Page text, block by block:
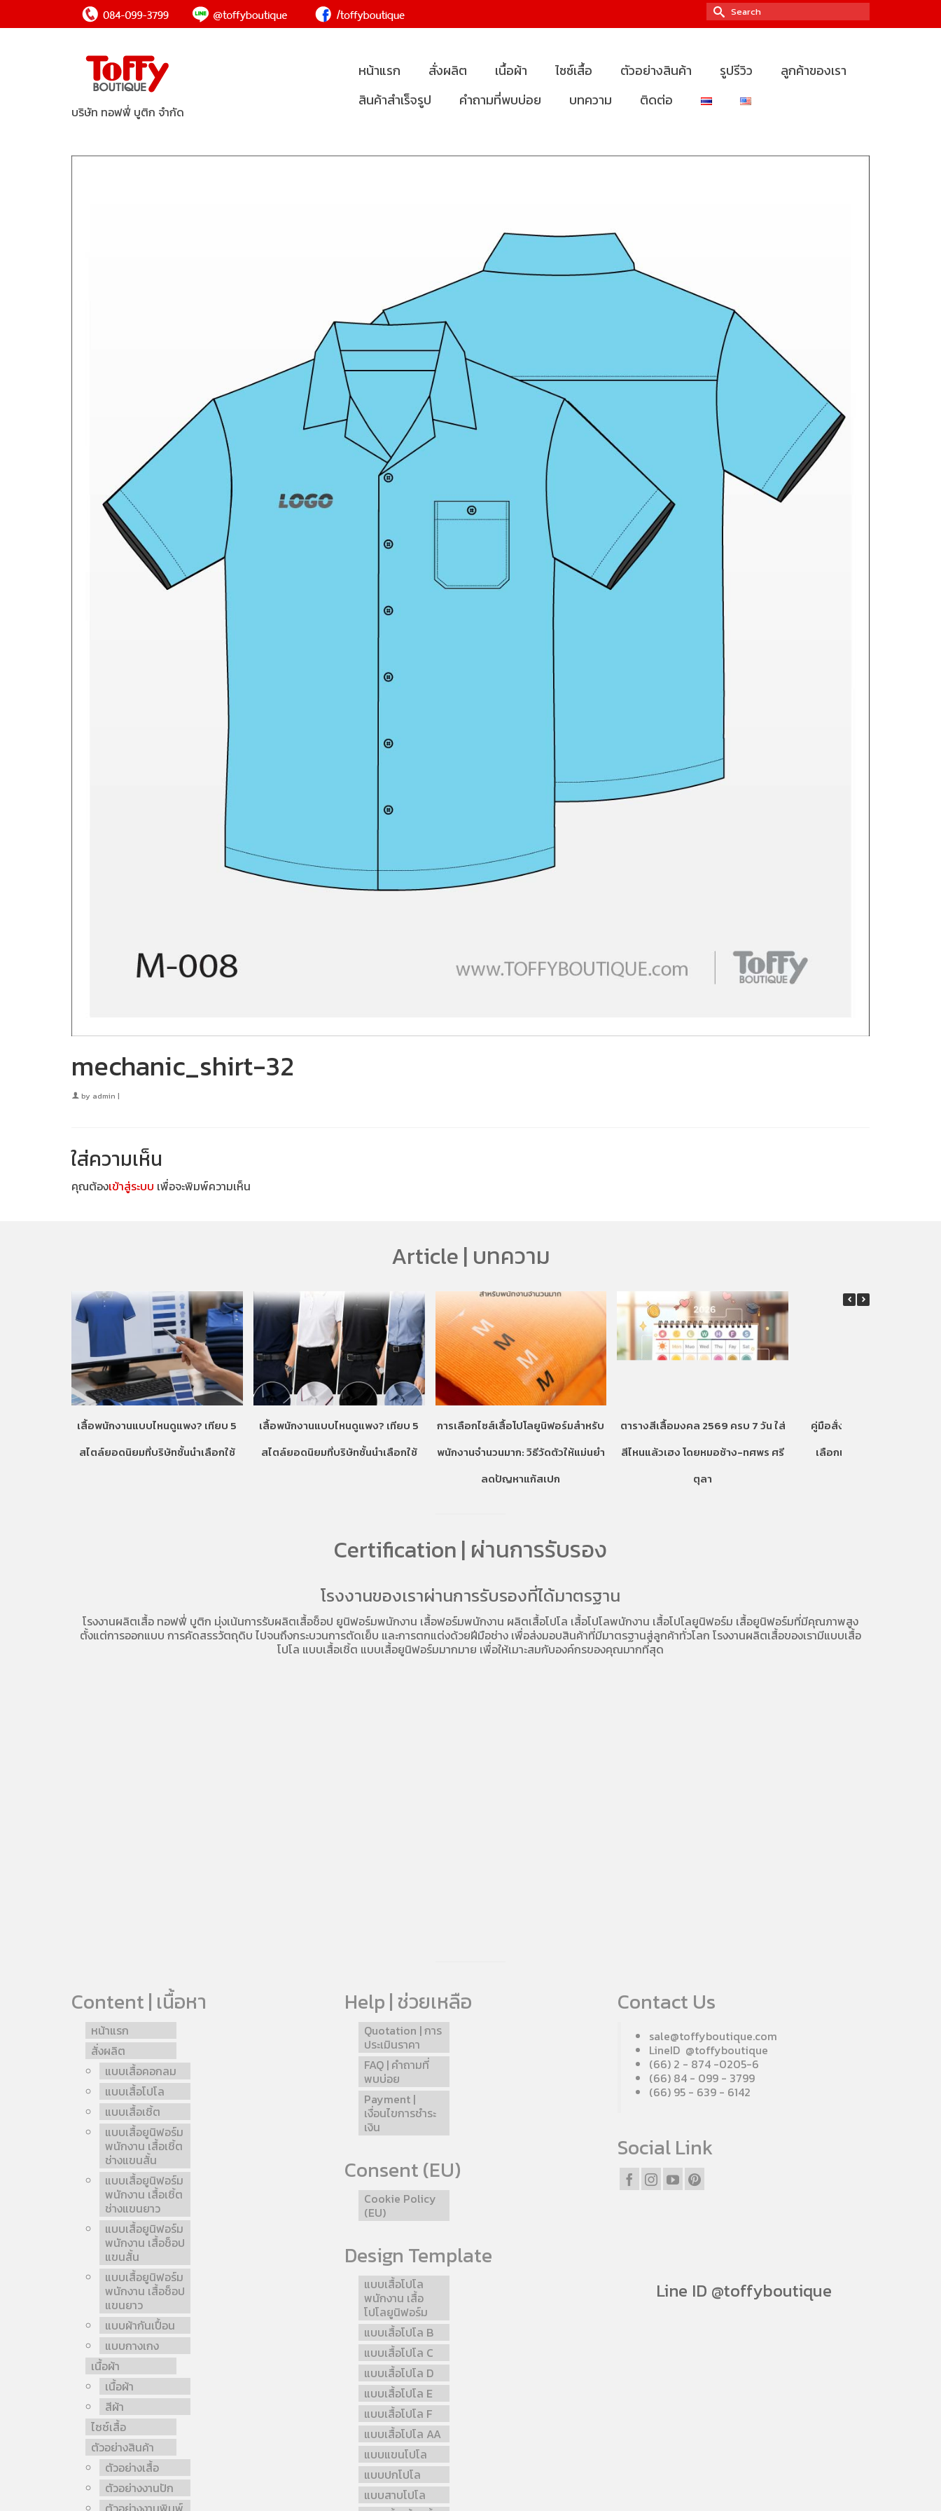
Search
for:
บริษัท ทอฟฟี่ บูติก จำกัด
หน้าแรก สั่งผลิต เนื้อผ้า ไซซ์เสื้อ ตัวอย่างสินค้า รูปรีวิว
ลูกค้าของเรา
สินค้าสำเร็จรูป
คำถามที่พบบ่อย บทความ ติดต่อ
mechanic_shirt-32
by admin |
ใส่ความเห็น
คุณต้องเข้าสู่ระบบ เพื่อจะพิมพ์ความเห็น
Article | บทความ
เสื้อพนักงานแบบไหนดูแพง? เทียบ 5
สไตล์ยอดนิยมที่บริษัทชั้นนำเลือกใช้
เสื้อพนักงานแบบไหนดูแพง? เทียบ 5
สไตล์ยอดนิยมที่บริษัทชั้นนำเลือกใช้
การเลือกไซส์เสื้อโปโลยูนิฟอร์มสำหรับ
พนักงานจำนวนมาก: วิธีวัดตัวให้แม่นยำ
ลดปัญหาแก้สเปก
ตารางสีเสื้อมงคล 2569 ครบ 7 วัน ใส่
สีไหนแล้วเฮง โดยหมอช้าง-ทศพร ศรี
ตุลา
คู่มือสั่งทำเสื้อฟอร์มพนักงาน
เลือกเนื้อผ้าและดีไซน์อย่างไ
Certification | ผ่านการรับรอง
โรงงานของเราผ่านการรับรองที่ได้มาตรฐาน
โรงงานผลิตเสื้อ ทอฟฟี่ บูติก มุ่งเน้นการรับผลิตเสื้อช็อป ยูนิฟอร์มพนักงาน เสื้อฟอร์มพนักงาน ผลิตเสื้อโปโล เสื้อโปโลพนักงาน เสื้อโปโลยูนิฟอร์ม เสื้อยูนิฟอร์มที่มีคุณภาพสูง
ตั้งแต่การออกแบบ การคัดสรรวัตถุดิบ ไปจนถึงกระบวนการตัดเย็บ และการตกแต่งด้วยฝีมือช่าง เพื่อส่งมอบสินค้าที่มีมาตรฐานสู่ลูกค้าทั่วโลก โรงงานผลิตเสื้อของเรามีแบบเสื้อ
โปโล แบบเสื้อเชิ้ต แบบเสื้อยูนิฟอร์มมากมาย เพื่อให้เมาะสมกับองค์กรของคุณมากที่สุด
Content | เนื้อหา
หน้าแรก
สั่งผลิต
แบบเสื้อคอกลม
แบบเสื้อโปโล
แบบเสื้อเชิ้ต
แบบเสื้อยูนิฟอร์ม
พนักงาน เสื้อเชิ้ต
ช่างแขนสั้น
แบบเสื้อยูนิฟอร์ม
พนักงาน เสื้อเชิ้ต
ช่างแขนยาว
แบบเสื้อยูนิฟอร์ม
พนักงาน เสื้อช็อป
แขนสั้น
แบบเสื้อยูนิฟอร์ม
พนักงาน เสื้อช็อป
แขนยาว
แบบผ้ากันเปื้อน
แบบกางเกง
เนื้อผ้า
เนื้อผ้า
สีผ้า
ไซซ์เสื้อ
ตัวอย่างสินค้า
ตัวอย่างเสื้อ
ตัวอย่างงานปัก
Help | ช่วยเหลือ
Quotation | การ
ประเมินราคา
FAQ | คำถามที่
พบบ่อย
Payment |
เงื่อนไขการชำระ
เงิน
Consent (EU)
Cookie Policy
(EU)
Design Template
แบบเสื้อโปโล
พนักงาน เสื้อ
โปโลยูนิฟอร์ม
แบบเสื้อโปโล B
แบบเสื้อโปโล C
แบบเสื้อโปโล D
แบบเสื้อโปโล E
แบบเสื้อโปโล F
แบบเสื้อโปโล AA
แบบแขนโปโล
แบบปกโปโล
แบบสาบโปโล
Contact Us
sale@toffyboutique.com
LineID @toffyboutique
(66) 2 - 874 -0205-6
(66) 84 - 099 - 3799
(66) 95 - 639 - 6142
Social Link
Line ID @toffyboutique